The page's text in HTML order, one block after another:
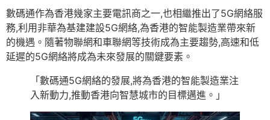
數碼通作為香港幾家主要電訊商之一,也相繼推出了5G網絡服
務,利用非華為基建建設5G網絡,為香港的智能製造業帶來新
的機遇。隨著物聯網和車聯網等技術成為主要趨勢,高速和低
延遲的5G網絡將成為未來發展的關鍵要素。
「數碼通5G網絡的發展,將為香港的智能製造業注
入新動力,推動香港向智慧城市的目標邁進。」